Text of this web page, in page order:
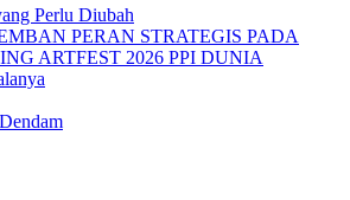
Perlu Diubah
PERAN STRATEGIS PADA
ARTFEST 2026 PPI DUNIA